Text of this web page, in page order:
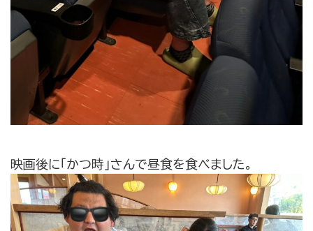
映画後に「かつ時」さんで昼食を食べました。